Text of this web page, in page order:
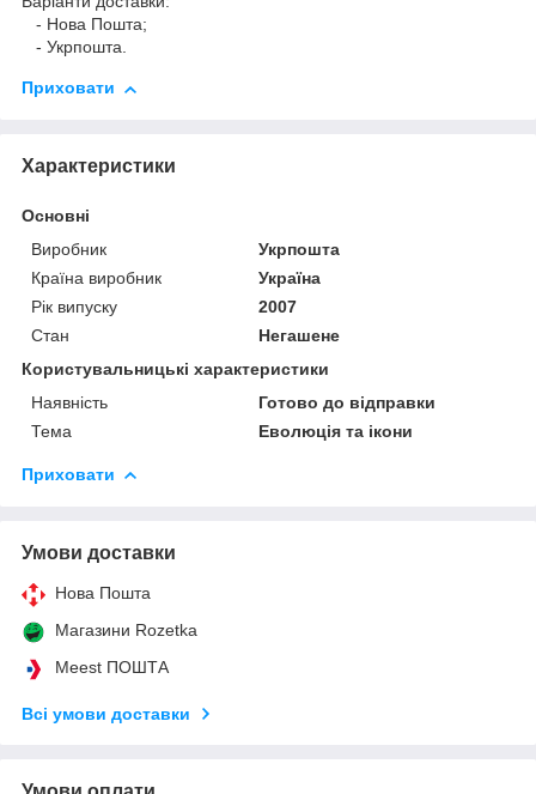
- Нова Пошта;
- Укрпошта.
Приховати
Характеристики
Основні
Виробник
Укрпошта
Країна виробник
Україна
Рік випуску
2007
Стан
Негашене
Користувальницькі характеристики
Наявність
Готово до відправки
Тема
Еволюція та ікони
Приховати
Умови доставки
Нова Пошта
Магазини Rozetka
Meest ПОШТА
Всі умови доставки